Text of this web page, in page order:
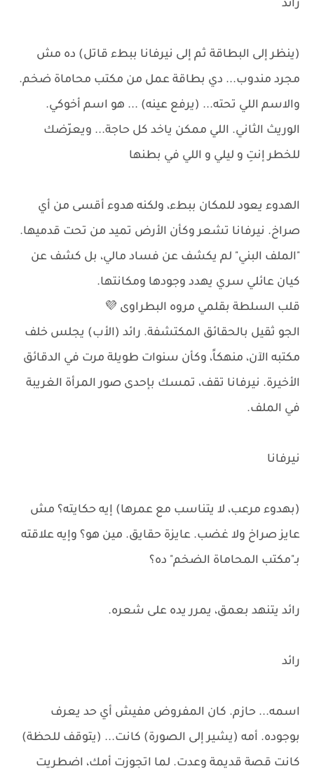
رائد
(ينظر إلى البطاقة ثم إلى نيرفانا ببطء قاتل) ده مش
مجرد مندوب... دي بطاقة عمل من مكتب محاماة ضخم.
والاسم اللي تحته... (يرفع عينه) ... هو اسم أخوكي.
الوريث الثاني. اللي ممكن ياخد كل حاجة... ويعرّضك
للخطر إنتِ و ليلي و اللي في بطنها
الهدوء يعود للمكان ببطء، ولكنه هدوء أقسى من أي
صراخ. نيرفانا تشعر وكأن الأرض تميد من تحت قدميها.
"الملف البني" لم يكشف عن فساد مالي، بل كشف عن
كيان عائلي سري يهدد وجودها ومكانتها.
قلب السلطة بقلمي مروه البطراوى 💜
الجو ثقيل بالحقائق المكتشفة. رائد (الأب) يجلس خلف
مكتبه الآن، منهكاً، وكأن سنوات طويلة مرت في الدقائق
الأخيرة. نيرفانا تقف، تمسك بإحدى صور المرأة الغريبة
في الملف.
نيرفانا
(بهدوء مرعب، لا يتناسب مع عمرها) إيه حكايته؟ مش
عايز صراخ ولا غضب. عايزة حقايق. مين هو؟ وإيه علاقته
بـ"مكتب المحاماة الضخم" ده؟
رائد يتنهد بعمق، يمرر يده على شعره.
رائد
اسمه... حازم. كان المفروض مفيش أي حد يعرف
بوجوده. أمه (يشير إلى الصورة) كانت... (يتوقف للحظة)
كانت قصة قديمة وعدت. لما اتجوزت أمك، اضطريت